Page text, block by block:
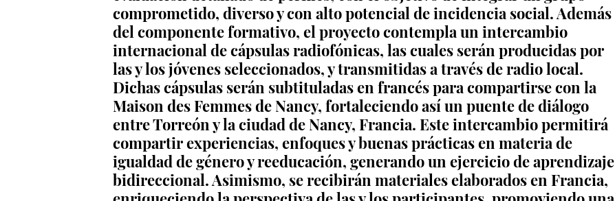
comprometido, diverso y con alto potencial de incidencia social. Además
del componente formativo, el proyecto contempla un intercambio
internacional de cápsulas radiofónicas, las cuales serán producidas por
las y los jóvenes seleccionados, y transmitidas a través de radio local.
Dichas cápsulas serán subtituladas en francés para compartirse con la
Maison des Femmes de Nancy, fortaleciendo así un puente de diálogo
entre Torreón y la ciudad de Nancy, Francia. Este intercambio permitirá
compartir experiencias, enfoques y buenas prácticas en materia de
igualdad de género y reeducación, generando un ejercicio de aprendizaje
bidireccional. Asimismo, se recibirán materiales elaborados en Francia,